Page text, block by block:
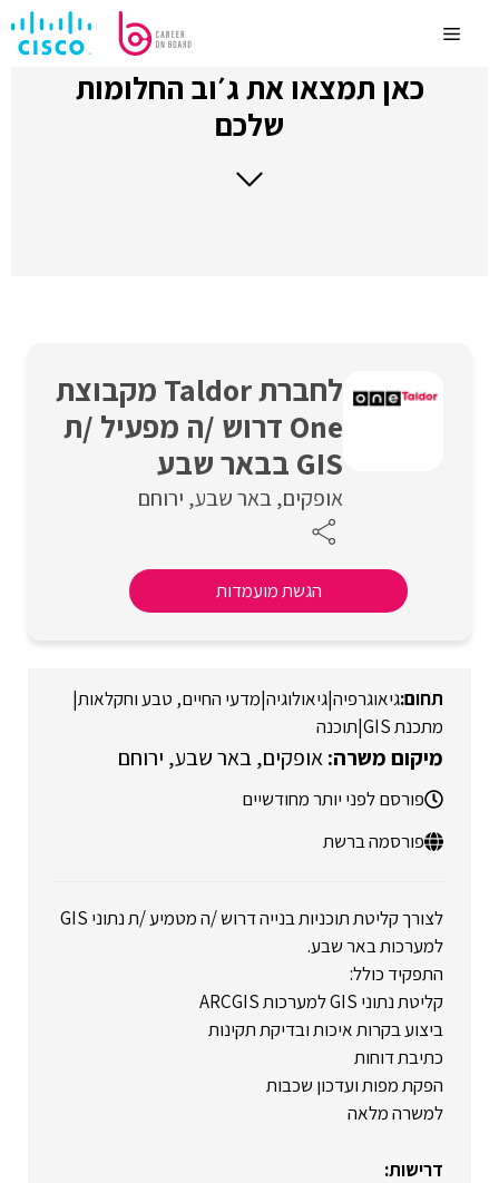
לתוכןMenu
כאן תמצאו את ג׳וב החלומות
שלכם
לחברת Taldor מקבוצת
One דרוש /ה מפעיל /ת
GIS בבאר שבע
אופקים באר שבע ירוחם
הגשת מועמדות
גיאוגרפיה|גיאולוגיה|מדעי החיים, טבע וחקלאות|
מתכנת GIS
|תוכנה
אופקים באר שבע ירוחם
פורסם לפני יותר מחודשיים
פורסמה ברשת
לצורך קליטת תוכניות בנייה דרוש /ה מטמיע /ת נתוני GIS
למערכות באר שבע.
התפקיד כולל:
קליטת נתוני GIS למערכות ARCGIS
ביצוע בקרות איכות ובדיקת תקינות
כתיבת דוחות
הפקת מפות ועדכון שכבות
למשרה מלאה
דרישות: